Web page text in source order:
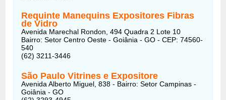
Requinte Manequins Expositores Fibras
de Vidro
Avenida Marechal Rondon, 494 Quadra 2 Lote 10
Bairro: Setor Centro Oeste - Goiânia - GO - CEP: 74560-
540
(62) 3211-3446
São Paulo Vitrines e Expositore
Avenida Alberto Miguel, 838 - Bairro: Setor Campinas -
Goiânia - GO